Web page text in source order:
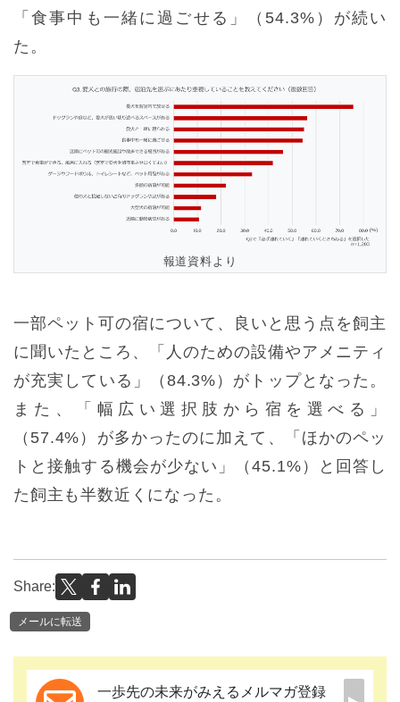
「食事中も一緒に過ごせる」（54.3%）が続い
た。
報道資料より
一部ペット可の宿について、良いと思う点を飼主
に聞いたところ、「人のための設備やアメニティ
が充実している」（84.3%）がトップとなった。
また、「幅広い選択肢から宿を選べる」
（57.4%）が多かったのに加えて、「ほかのペッ
トと接触する機会が少ない」（45.1%）と回答し
た飼主も半数近くになった。
Share:
メールに転送
一歩先の未来がみえるメルマガ登録